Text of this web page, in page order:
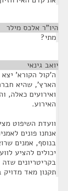
היו"ר אלכס מילר
מתי?
יואב גינאי
ה'קול הקורא'
הארץ', שהיא
ואירועים כאלה,
האירוע.
וועדת השיפוט
אנחנו פונים
בנוסף, אמנים
יכולים להציע
בקריטריונים
תקנון מאד